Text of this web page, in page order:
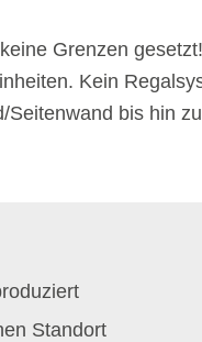
Grenzen
Kein
bis hin
Standort